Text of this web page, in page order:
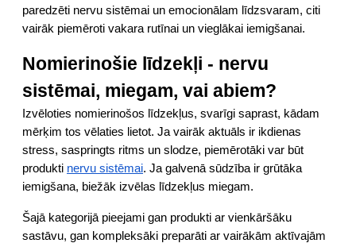
paredzēti nervu sistēmai un emocionālam līdzsvaram, citi
vairāk piemēroti vakara rutīnai un vieglākai iemigšanai.
Nomierinošie līdzekļi - nervu
sistēmai, miegam, vai abiem?
Izvēloties nomierinošos līdzekļus, svarīgi saprast, kādam
mērķim tos vēlaties lietot. Ja vairāk aktuāls ir ikdienas
stress, saspringts ritms un slodze, piemērotāki var būt
produkti nervu sistēmai. Ja galvenā sūdzība ir grūtāka
iemigšana, biežāk izvēlas līdzekļus miegam.
Šajā kategorijā pieejami gan produkti ar vienkāršāku
sastāvu, gan kompleksāki preparāti ar vairākām aktīvajām